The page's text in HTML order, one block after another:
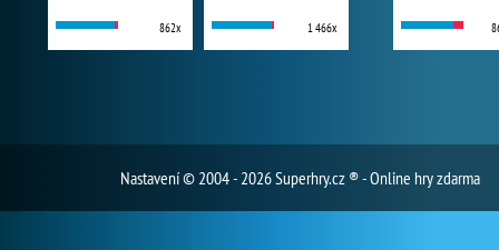
862x 1 466x
Nastavení© 2004 - 2026 Superhry.cz ® - Online hry zdarma